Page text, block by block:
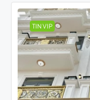
TIN VIP